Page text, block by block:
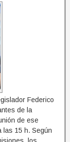
Federico
de la
de ese
las 15 h. Según